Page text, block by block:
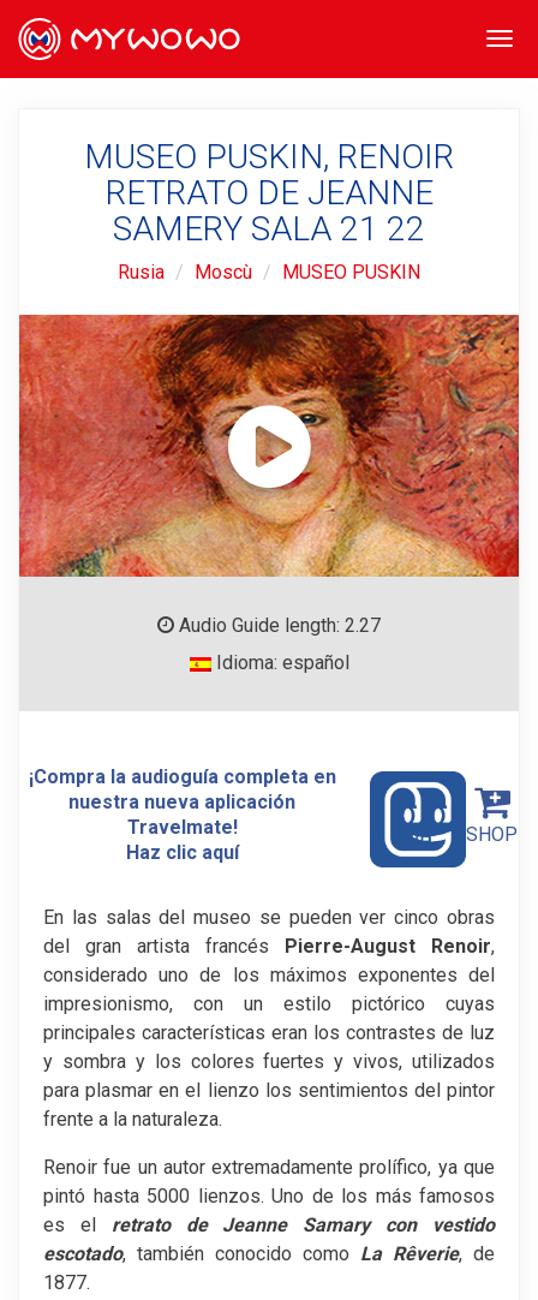
MUSEO PUSKIN, RENOIR
RETRATO DE JEANNE
SAMERY SALA 21 22
Rusia Moscù MUSEO PUSKIN
Audio Guide length: 2.27
Idioma: español
¡Compra la audioguía completa en
nuestra nueva aplicación
Travelmate!
Haz clic aquí
SHOP
En las salas del museo se pueden ver cinco obras
del gran artista francés Pierre-August Renoir,
considerado uno de los máximos exponentes del
impresionismo, con un estilo pictórico cuyas
principales características eran los contrastes de luz
y sombra y los colores fuertes y vivos, utilizados
para plasmar en el lienzo los sentimientos del pintor
frente a la naturaleza.
Renoir fue un autor extremadamente prolífico, ya que
pintó hasta 5000 lienzos. Uno de los más famosos
es el retrato de Jeanne Samary con vestido
escotado, también conocido como La Rêverie, de
1877.